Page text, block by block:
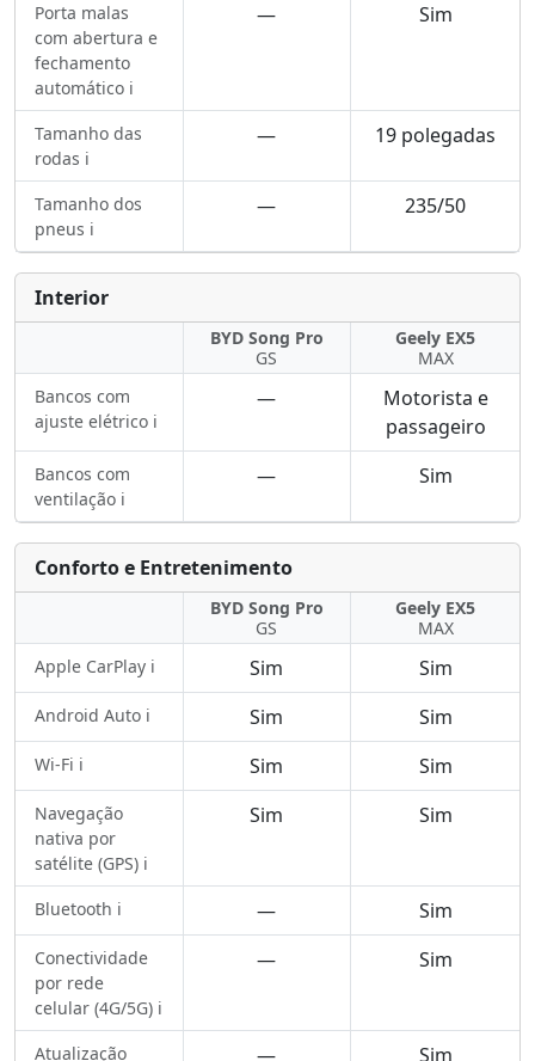
Porta malas
com abertura e
fechamento
automático ℹ️
— Sim
Tamanho das
rodas ℹ️
— 19 polegadas
Tamanho dos
pneus ℹ️
— 235/50
Interior
BYD Song Pro
GS
Geely EX5
MAX
Bancos com
ajuste elétrico ℹ️
—
Motorista e
passageiro
Bancos com
ventilação ℹ️
— Sim
Conforto e Entretenimento
BYD Song Pro
GS
Geely EX5
MAX
Apple CarPlay ℹ️
Sim Sim
Android Auto ℹ️ Sim Sim
Wi-Fi ℹ️ Sim Sim
Navegação
nativa por
satélite (GPS) ℹ️
Sim Sim
Bluetooth ℹ️ — Sim
Conectividade
por rede
celular (4G/5G) ℹ️
— Sim
Atualização
— Sim